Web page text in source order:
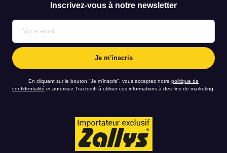
Inscrivez-vous à notre newsletter
En cliquant sur le bouton "Je m’inscris", vous acceptez notre politique de
confidentialité et autorisez Tractodiff à utiliser ces informations à des fins de marketing.
et j’aimerais être rappelé au numéro *
ou par email à l’adresse suivante *
En cliquant sur le bouton "Envoyer la demande", vous acceptez notre